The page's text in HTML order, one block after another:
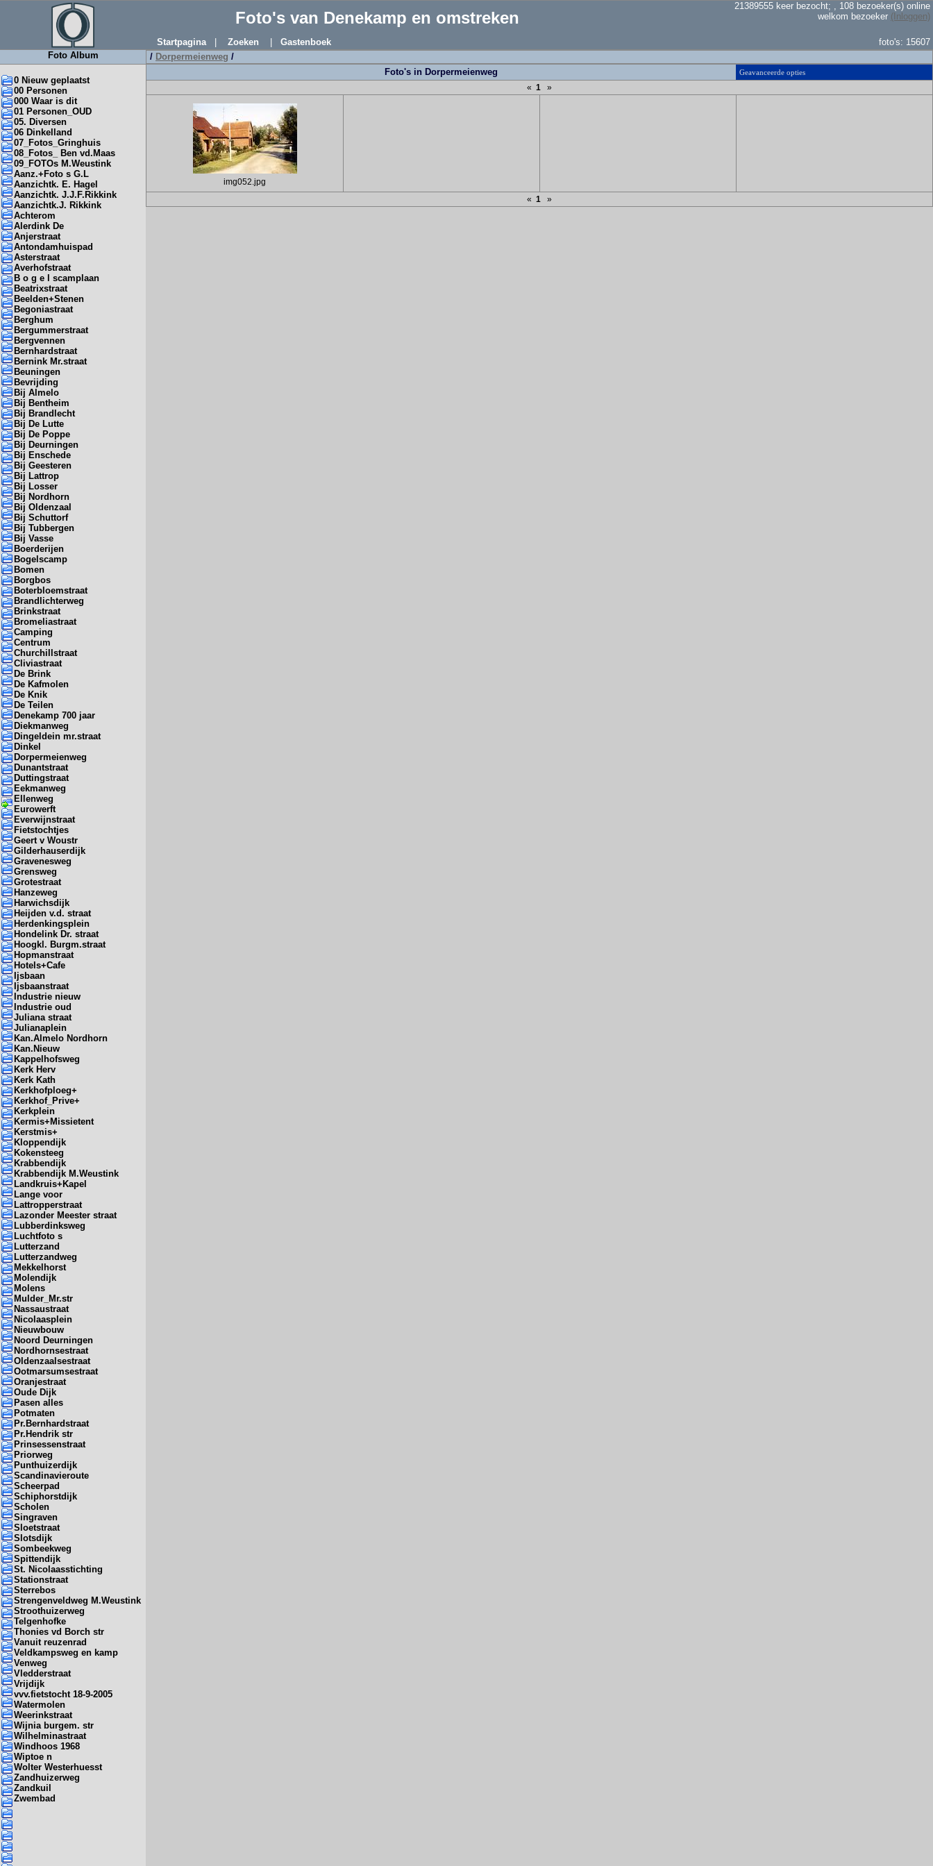
Foto's van Denekamp en omstreken
21389555 keer bezocht; , 108 bezoeker(s) online
welkom bezoeker (Inloggen)
Startpagina| Zoeken Gastenboek
foto's: 15607
Foto Album
0 Nieuw geplaatst
00 Personen
000 Waar is dit
01 Personen_OUD
05. Diversen
06 Dinkelland
07_Fotos_Gringhuis
08_Fotos_ Ben vd.Maas
09_FOTOs M.Weustink
Aanz.+Foto s G.L
Aanzichtk. E. Hagel
Aanzichtk. J.J.F.Rikkink
Aanzichtk.J. Rikkink
Achterom
Alerdink De
Anjerstraat
Antondamhuispad
Asterstraat
Averhofstraat
B o g e l scamplaan
Beatrixstraat
Beelden+Stenen
Begoniastraat
Berghum
Bergummerstraat
Bergvennen
Bernhardstraat
Bernink Mr.straat
Beuningen
Bevrijding
Bij Almelo
Bij Bentheim
Bij Brandlecht
Bij De Lutte
Bij De Poppe
Bij Deurningen
Bij Enschede
Bij Geesteren
Bij Lattrop
Bij Losser
Bij Nordhorn
Bij Oldenzaal
Bij Schuttorf
Bij Tubbergen
Bij Vasse
Boerderijen
Bogelscamp
Bomen
Borgbos
Boterbloemstraat
Brandlichterweg
Brinkstraat
Bromeliastraat
Camping
Centrum
Churchillstraat
Cliviastraat
De Brink
De Kafmolen
De Knik
De Teilen
Denekamp 700 jaar
Diekmanweg
Dingeldein mr.straat
Dinkel
Dorpermeienweg
Dunantstraat
Duttingstraat
Eekmanweg
Ellenweg
Eurowerft
Everwijnstraat
Fietstochtjes
Geert v Woustr
Gilderhauserdijk
Gravenesweg
Grensweg
Grotestraat
Hanzeweg
Harwichsdijk
Heijden v.d. straat
Herdenkingsplein
Hondelink Dr. straat
Hoogkl. Burgm.straat
Hopmanstraat
Hotels+Cafe
Ijsbaan
Ijsbaanstraat
Industrie nieuw
Industrie oud
Juliana straat
Julianaplein
Kan.Almelo Nordhorn
Kan.Nieuw
Kappelhofsweg
Kerk Herv
Kerk Kath
Kerkhofploeg+
Kerkhof_Prive+
Kerkplein
Kermis+Missietent
Kerstmis+
Kloppendijk
Kokensteeg
Krabbendijk
Krabbendijk M.Weustink
Landkruis+Kapel
Lange voor
Lattropperstraat
Lazonder Meester straat
Lubberdinksweg
Luchtfoto s
Lutterzand
Lutterzandweg
Mekkelhorst
Molendijk
Molens
Mulder_Mr.str
Nassaustraat
Nicolaasplein
Nieuwbouw
Noord Deurningen
Nordhornsestraat
Oldenzaalsestraat
Ootmarsumsestraat
Oranjestraat
Oude Dijk
Pasen alles
Potmaten
Pr.Bernhardstraat
Pr.Hendrik str
Prinsessenstraat
Priorweg
Punthuizerdijk
Scandinavieroute
Scheerpad
Schiphorstdijk
Scholen
Singraven
Sloetstraat
Slotsdijk
Sombeekweg
Spittendijk
St. Nicolaasstichting
Stationstraat
Sterrebos
Strengenveldweg M.Weustink
Stroothuizerweg
Telgenhofke
Thonies vd Borch str
Vanuit reuzenrad
Veldkampsweg en kamp
Venweg
Vledderstraat
Vrijdijk
vvv.fietstocht 18-9-2005
Watermolen
Weerinkstraat
Wijnia burgem. str
Wilhelminastraat
Windhoos 1968
Wiptoe n
Wolter Westerhuesst
Zandhuizerweg
Zandkuil
Zwembad
/ Dorpermeienweg /
Foto's in Dorpermeienweg
Geavanceerde opties
« 1 »
img052.jpg
« 1 »